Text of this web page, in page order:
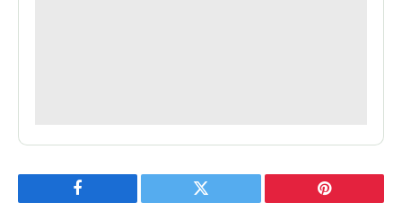
Facebook Twitter Pinterest